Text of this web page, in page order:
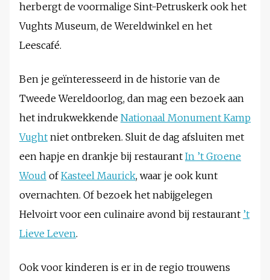
herbergt de voormalige Sint-Petruskerk ook het
Vughts Museum, de Wereldwinkel en het
Leescafé.
Ben je geïnteresseerd in de historie van de
Tweede Wereldoorlog, dan mag een bezoek aan
het indrukwekkende Nationaal Monument Kamp
Vught niet ontbreken. Sluit de dag afsluiten met
een hapje en drankje bij restaurant In ’t Groene
Woud ofKasteel Maurick, waar je ook kunt
overnachten. Of bezoek het nabijgelegen
Helvoirt voor een culinaire avond bij restaurant ’t
Lieve Leven.
Ook voor kinderen is er in de regio trouwens